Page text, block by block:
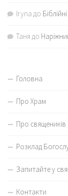
Iryna до
Таня до
Головна
Про Храм
Про священиків
Розклад
Запитайте у
Контакти